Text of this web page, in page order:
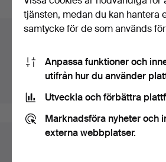
Auktionsarkivet
Du söker i vårt arkiv över avslutade
Visa pågående auktioner istället.
tjänsten, medan du kan hantera
samtycke för de som används
Anpassa funktioner och
utifrån hur du använder
Utveckla och förbättra
Marknadsföra nyheter och
externa webbplatser.